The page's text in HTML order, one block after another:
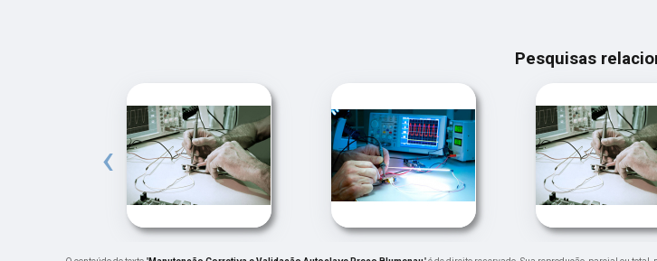
Pesquisas
‹